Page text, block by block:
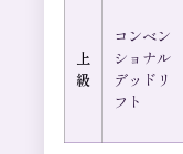
上
級
コンベン
ショナル
デッドリ
フト